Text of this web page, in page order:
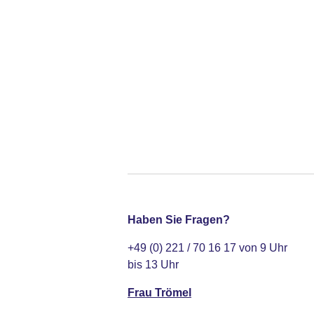
Haben Sie Fragen?
+49 (0) 221 / 70 16 17 von 9 Uhr
bis 13 Uhr
Frau Trömel